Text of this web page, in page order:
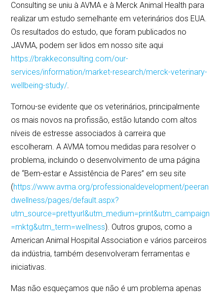
Consulting se uniu à AVMA e à Merck Animal Health para
realizar um estudo semelhante em veterinários dos EUA.
Os resultados do estudo, que foram publicados no
JAVMA, podem ser lidos em nosso site aqui
https://brakkeconsulting.com/our-
services/information/market-research/merck-veterinary-
wellbeing-study/.
Tornou-se evidente que os veterinários, principalmente
os mais novos na profissão, estão lutando com altos
níveis de estresse associados à carreira que
escolheram. A AVMA tomou medidas para resolver o
problema, incluindo o desenvolvimento de uma página
de “Bem-estar e Assistência de Pares” em seu site
(https://www.avma.org/professionaldevelopment/peeran
dwellness/pages/default.aspx?
utm_source=prettyurl&utm_medium=print&utm_campaign
=mktg&utm_term=wellness). Outros grupos, como a
American Animal Hospital Association e vários parceiros
da indústria, também desenvolveram ferramentas e
iniciativas.
Mas não esqueçamos que não é um problema apenas